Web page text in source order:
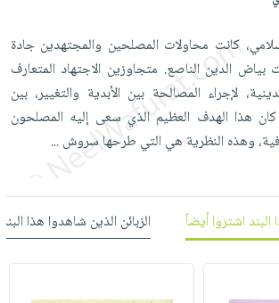
كانت محاولات المصلحين والمجتهدين جادة
بياض الدين الناصع. متجاوزين الاجتهاد المتعارف
لإجراء المصالحة بين الأبدية والتغيير، بين
هذا الهدف العظيم الذي سعى إليه المصلحون
وهذه النظرية هي التي طرحها سروش...
البند اشتروا أيضاً الزبائن الذين شاهدوا هذا